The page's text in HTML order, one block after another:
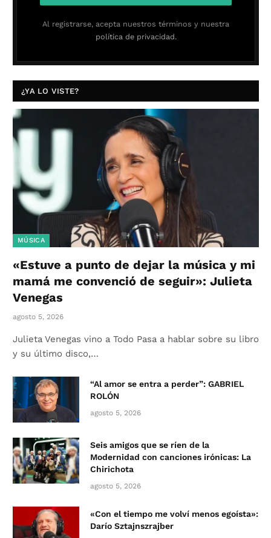
Al registrarse, acepta nuestros términos y nuestra
política de privacidad.
¿YA LO VISTE?
MÚSICA
«Estuve a punto de dejar la música y mi
mamá me convenció de seguir»: Julieta
Venegas
agosto 5, 2026
Julieta Venegas vino a Todo Pasa a hablar sobre su libro
y su último disco,…
“Al amor se entra a perder”: GABRIEL
ROLÓN
agosto 5, 2026
Seis amigos que se ríen de la
Modernidad con canciones irónicas: La
Chirichota
agosto 5, 2026
«Con el tiempo me volví menos egoísta»:
Darío Sztajnszrajber